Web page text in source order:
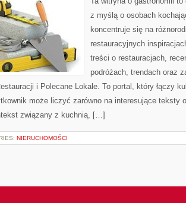
z myślą o osobach
koncentruje się na
restauracyjnych
treści o restauracjach,
podróżach, trendach oraz
i Polecane Lokale. To portal, który łączy
może liczyć zarówno na interesujące teksty
związany z kuchnią, […]
NIERUCHOMOŚCI